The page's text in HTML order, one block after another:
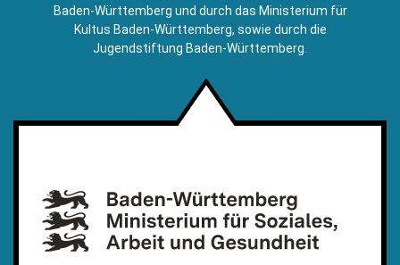
Baden-Württemberg und durch das Ministerium für
Kultus Baden-Württemberg, sowie durch die
Jugendstiftung Baden-Württemberg.